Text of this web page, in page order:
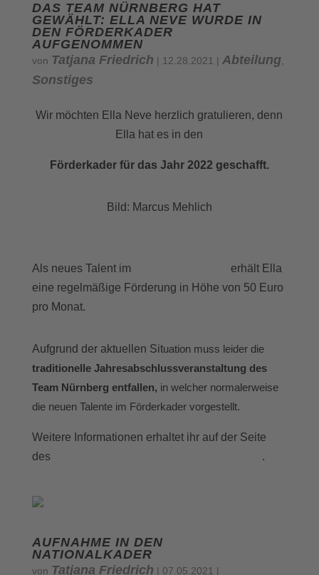
DAS TEAM NÜRNBERG HAT
GEWÄHLT: ELLA NEVE WURDE IN
DEN FÖRDERKADER
AUFGENOMMEN
von Tatjana Friedrich | 12.28.2021 | Abteilung,
Sonstiges
Wir möchten Ella Neve herzlich gratulieren, denn
Ella hat es in den
Förderkader für das Jahr 2022 geschafft.
Bild: Marcus Mehlich
Als neues Talent im
erhält Ella
eine regelmäßige Förderung in Höhe von 50 Euro
pro Monat.
Aufgrund der aktuellen Situation muss leider die
traditionelle Jahresabschlussveranstaltung des
Team Nürnberg entfallen, in welcher normalerweise
die neuen Talente im Förderkader vorgestellt.
Weitere Informationen erhaltet ihr auf der Seite
des
.
AUFNAHME IN DEN
NATIONALKADER
von Tatjana Friedrich | 07.05.2021 |